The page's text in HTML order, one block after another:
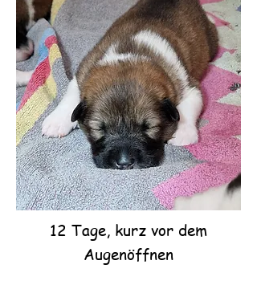
12 Tage, kurz vor dem
Augenöffnen